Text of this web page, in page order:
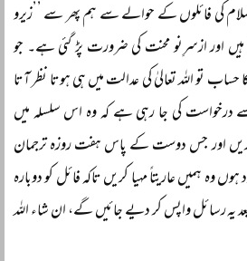
کی فائلوں کے حوالے سے ہم پھر سے ’’زیرو
اور ازسرِنو محنت کی ضرورت پڑ گئی ہے۔ جو
تو اللہ تعالیٰ کی عدالت میں ہی ہوتا نظر آتا
درخواست کی جا رہی ہے کہ وہ اس سلسلہ میں
اور جس دوست کے پاس ہفت روزہ ترجمان
وہ ہمیں عاریتاً مہیا کریں تاکہ فائل کو دوبارہ
یہ رسائل واپس کر دیے جائیں گے، ان شاء اللہ